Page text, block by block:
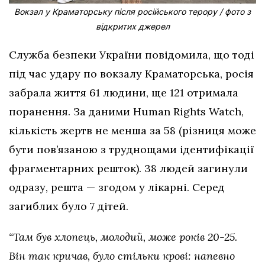
Вокзал у Краматорську після російського терору / фото з
відкритих джерел
Служба безпеки України повідомила, що тоді
під час удару по вокзалу Краматорська, росія
забрала життя 61 людини, ще 121 отримала
поранення. За даними Human Rights Watch,
кількість жертв не менша за 58 (різниця може
бути пов’язаною з труднощами ідентифікації
фрагментарних решток). 38 людей загинули
одразу, решта — згодом у лікарні. Серед
загиблих було 7 дітей.
“Там був хлопець, молодий, може років 20-25.
Він так кричав, було стільки крові: напевно